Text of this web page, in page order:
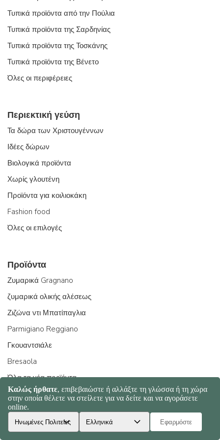
Τυπικά προϊόντα από την Πούλια
Τυπικά προϊόντα της Σαρδηνίας
Τυπικά προϊόντα της Τοσκάνης
Τυπικά προϊόντα της Βένετο
Όλες οι περιφέρειες
Περιεκτική γεύση
Τα δώρα των Χριστουγέννων
Ιδέες δώρων
Βιολογικά προϊόντα
Χωρίς γλουτένη
Προϊόντα για κοιλιοκάκη
Fashion food
Όλες οι επιλογές
Προϊόντα
Ζυμαρικά Gragnano
ζυμαρικά ολικής αλέσεως
Ζιζώνα ντι Μπατίπαγλια
Parmigiano Reggiano
Γκουαντσιάλε
Bresaola
Όλα τα νέα προϊόντα
Παραγωγοί
Pastificio Felicetti